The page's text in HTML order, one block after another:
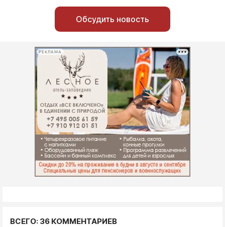
Обсудить новость
РЕКЛАМА
ВСЕГО: 36 КОММЕНТАРИЕВ